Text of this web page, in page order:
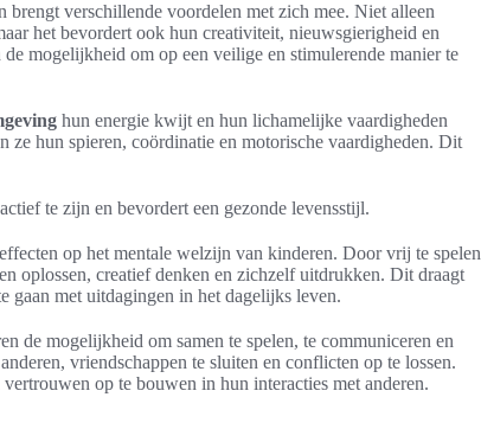
brengt verschillende voordelen met zich mee. Niet alleen
het bevordert ook hun creativiteit, nieuwsgierigheid en
mogelijkheid om op een veilige en stimulerende manier te
hun energie kwijt en hun lichamelijke vaardigheden
hun spieren, coördinatie en motorische vaardigheden. Dit
te zijn en bevordert een gezonde levensstijl.
op het mentale welzijn van kinderen. Door vrij te spelen
oplossen, creatief denken en zichzelf uitdrukken. Dit draagt
gaan met uitdagingen in het dagelijks leven.
de mogelijkheid om samen te spelen, te communiceren en
vriendschappen te sluiten en conflicten op te lossen.
op te bouwen in hun interacties met anderen.